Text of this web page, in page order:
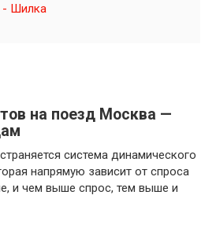
- Шилка
на поезд Москва —
система динамического
напрямую зависит от спроса
и чем выше спрос, тем выше и